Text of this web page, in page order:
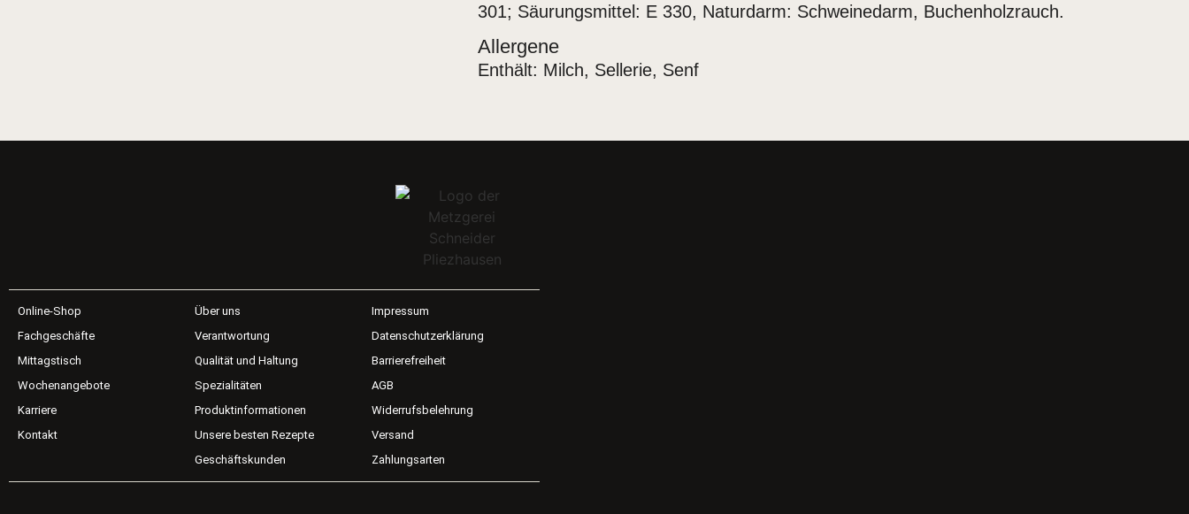
301; Säurungsmittel: E 330, Naturdarm: Schweinedarm, Buchenholzrauch.
Allergene
Enthält: Milch, Sellerie, Senf
Online-Shop
Fachgeschäfte
Mittagstisch
Wochenangebote
Karriere
Kontakt
Über uns
Verantwortung
Qualität und Haltung
Spezialitäten
Produktinformationen
Unsere besten Rezepte
Geschäftskunden
Impressum
Datenschutzerklärung
Barrierefreiheit
AGB
Widerrufsbelehrung
Versand
Zahlungsarten